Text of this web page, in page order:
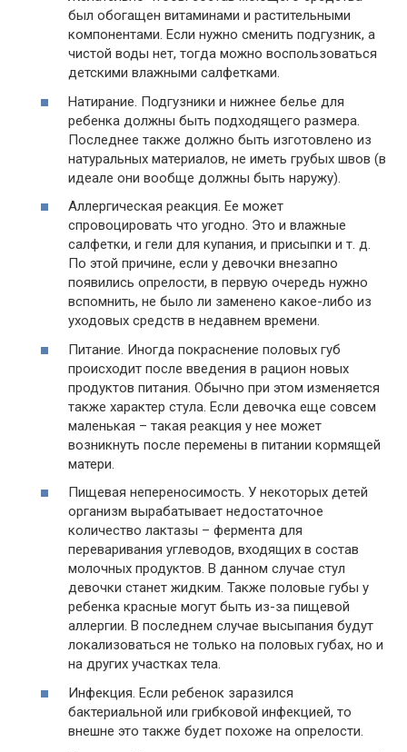
был обогащен витаминами и растительными
компонентами. Если нужно сменить подгузник, а
чистой воды нет, тогда можно воспользоваться
детскими влажными салфетками.
Натирание. Подгузники и нижнее белье для
ребенка должны быть подходящего размера.
Последнее также должно быть изготовлено из
натуральных материалов, не иметь грубых швов (в
идеале они вообще должны быть наружу).
Аллергическая реакция. Ее может
спровоцировать что угодно. Это и влажные
салфетки, и гели для купания, и присыпки и т. д.
По этой причине, если у девочки внезапно
появились опрелости, в первую очередь нужно
вспомнить, не было ли заменено какое-либо из
уходовых средств в недавнем времени.
Питание. Иногда покраснение половых губ
происходит после введения в рацион новых
продуктов питания. Обычно при этом изменяется
также характер стула. Если девочка еще совсем
маленькая – такая реакция у нее может
возникнуть после перемены в питании кормящей
матери.
Пищевая непереносимость. У некоторых детей
организм вырабатывает недостаточное
количество лактазы – фермента для
переваривания углеводов, входящих в состав
молочных продуктов. В данном случае стул
девочки станет жидким. Также половые губы у
ребенка красные могут быть из-за пищевой
аллергии. В последнем случае высыпания будут
локализоваться не только на половых губах, но и
на других участках тела.
Инфекция. Если ребенок заразился
бактериальной или грибковой инфекцией, то
внешне это также будет похоже на опрелости.